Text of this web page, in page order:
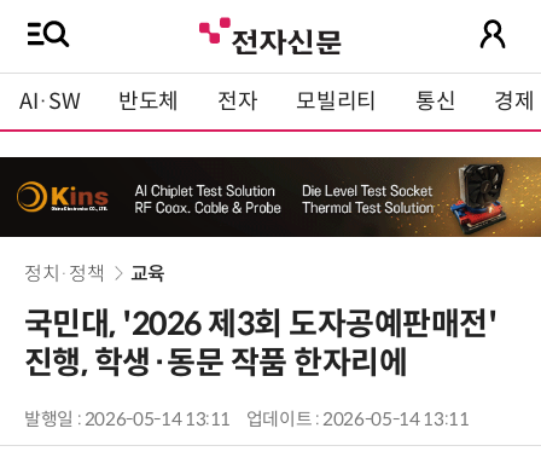
AI·SW 반도체 전자 모빌리티 통신 경제
정치·정책 교육
국민대, '2026 제3회 도자공예판매전'
진행, 학생·동문 작품 한자리에
발행일 : 2026-05-14 13:11 업데이트 : 2026-05-14 13:11